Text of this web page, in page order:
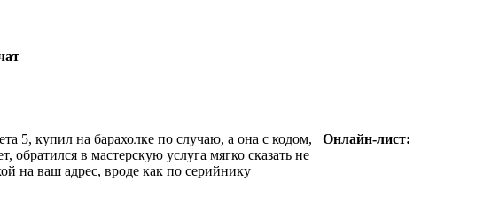
5, купил на барахолке по случаю, а она с кодом,
обратился в мастерскую услуга мягко сказать не
на ваш адрес, вроде как по серийнику
Онлайн-лист: